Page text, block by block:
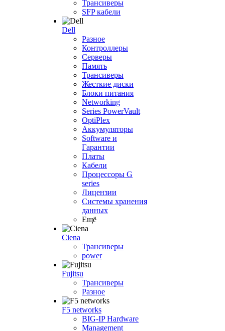
Трансиверы
SFP кабели
Dell
Разное
Контроллеры
Серверы
Память
Трансиверы
Жесткие диски
Блоки питания
Networking
Series PowerVault
OptiPlex
Аккумуляторы
Software и
Гарантии
Платы
Кабели
Процессоры G
series
Лицензии
Системы хранения
данных
Ещё
Ciena
Трансиверы
power
Fujitsu
Трансиверы
Разное
F5 networks
BIG-IP Hardware
Management